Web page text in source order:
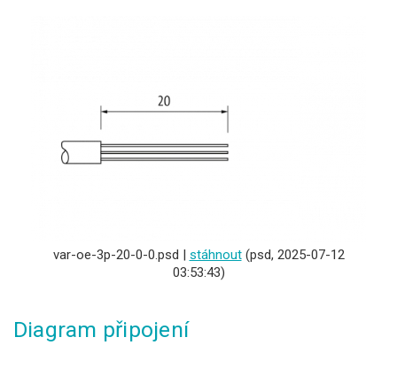
var-oe-3p-20-0-0.psd | stáhnout(psd, 2025-07-12
03:53:43)
Diagram připojení